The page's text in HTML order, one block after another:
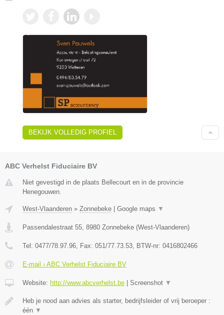
BEKIJK VOLLEDIG PROFIEL
ABC Verhelst Fiduciaire BV
Niet gevestigd in de plaats Bellecourt en in de provincie
Henegouwen.
West-Vlaanderen » Zonnebeke Google maps ▼
Passendalestraat 55, 8980 Zonnebeke (West-Vlaanderen)
Tel: 0477/78.97.96, Fax: 051/77.73.53, BTW-nr: 0416802466
E-mail › ABC Verhelst Fiduciaire BV
Website: http://www.abcverhelst.be Screenshot ▼
Heb je nood aan advies als starter, bedrijfsleider of vrij beroeper :
één ▼